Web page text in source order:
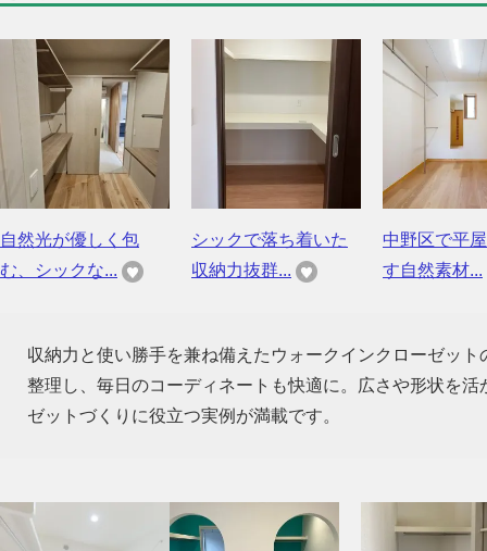
自然光が優しく包
む、シックな...
シックで落ち着いた
収納力抜群...
中野区で平
す自然素材...
収納力と使い勝手を兼ね備えたウォークインクローゼッ
整理し、毎日のコーディネートも快適に。広さや形状を
ゼットづくりに役立つ実例が満載です。